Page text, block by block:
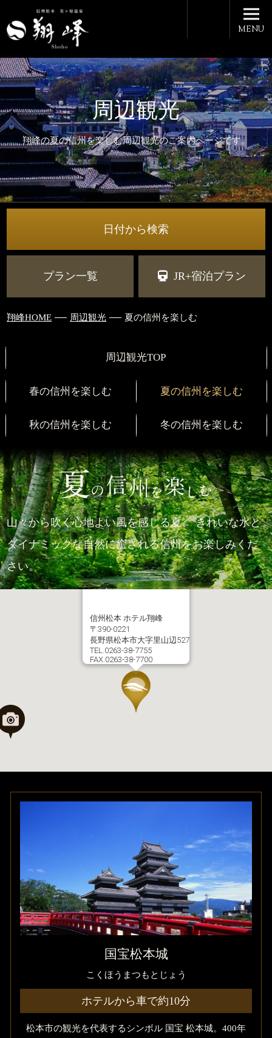
周辺観光
翔峰の夏の信州を楽しむ周辺観光のご案内ページです。
MENU
日付から検索
プラン一覧 JR+宿泊プラン
翔峰HOME 周辺観光 夏の信州を楽しむ
周辺観光TOP
春の信州を楽しむ 夏の信州を楽しむ
秋の信州を楽しむ 冬の信州を楽しむ
山々から吹く心地よい風を感じる夏、きれいな水と
ダイナミックな自然に癒される信州をお楽しみくだ
さい。
信州松本 ホテル翔峰
〒390-0221
長野県松本市大字里山辺527
TEL.0263-38-7755
FAX.0263-38-7700
国宝松本城
こくほうまつもとじょう
ホテルから車で約10分
松本市の観光を代表するシンボル 国宝 松本城。400年